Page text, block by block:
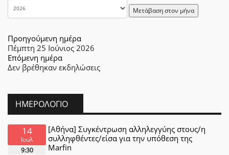
Μετάβαση στον μήνα
Προηγούμενη ημέρα
Πέμπτη 25 Ιούνιος 2026
Επόμενη ημέρα
Δεν βρέθηκαν εκδηλώσεις
ΗΜΕΡΟΛΌΓΙΟ
14
Ιουλ
9:30
[Αθήνα] Συγκέντρωση αλληλεγγύης στους/η
συλληφθέντες/είσα για την υπόθεση της
Marfin